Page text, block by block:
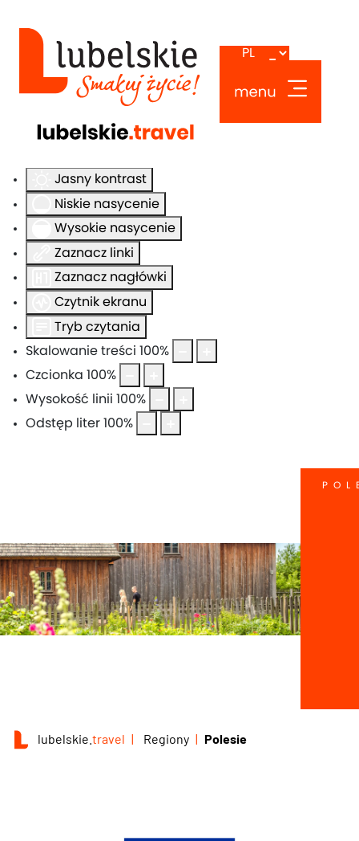
Ułatwienia dostępu
Odwróć kolory
Monochromatyczny
Jasny kontrast
Niskie nasycenie
Wysokie nasycenie
Zaznacz linki
Zaznacz nagłówki
Czytnik ekranu
Tryb czytania
Skalowanie treści 100%
Czcionka 100%
Wysokość linii 100%
Odstęp liter 100%
lubelskie.travel Regiony Polesie